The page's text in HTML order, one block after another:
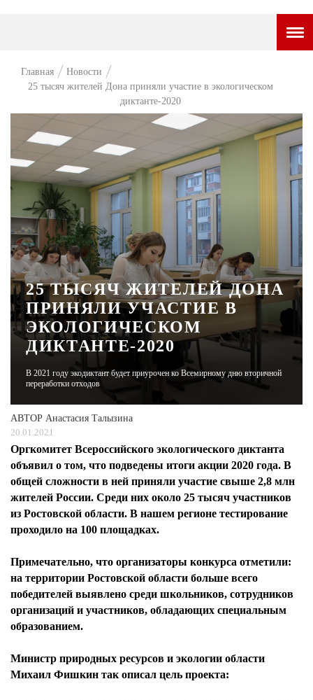
НОВОСТИ
ВОПРОС НЕДЕЛИ
ПРЕМЬЕРА
ТАМ И ТУТ
СТИЛЬ ЖИЗНИ
ХАЙП
ЧЕЛОВЕК ОСОБЕННЫЙ
КУЛЬТ ЕДЫ
АФИША
ЖУРНАЛ
Главная
Новости
25 тысяч жителей Дона приняли участие в экологическом
диктанте-2020
25 ТЫСЯЧ ЖИТЕЛЕЙ ДОНА
ПРИНЯЛИ УЧАСТИЕ В
ЭКОЛОГИЧЕСКОМ
ДИКТАНТЕ-2020
В 2021 году экодиктант будет приурочен ко Всемирному дню вторичной
переработки отходов
АВТОР Анастасия Талызина
20.01.2021
Оргкомитет Всероссийского экологического диктанта
объявил о том, что подведены итоги акции 2020 года. В
общей сложности в ней приняли участие свыше 2,8 млн
жителей России. Среди них около 25 тысяч участников
из Ростовской области. В нашем регионе тестирование
проходило на 100 площадках.
Примечательно, что организаторы конкурса отметили:
на территории Ростовской области больше всего
победителей выявлено среди школьников, сотрудников
организаций и участников, обладающих специальным
образованием.
Министр природных ресурсов и экологии области
Михаил Фишкин так описал цель проекта: